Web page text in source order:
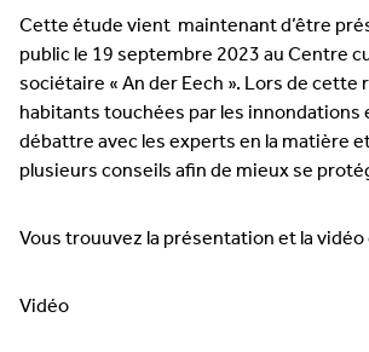
Cette étude vient maintenant d’être
public le 19 septembre 2023 au Centre
sociétaire « An der Eech ». Lors de cette
habitants touchées par les innondations
débattre avec les experts en la matière
plusieurs conseils afin de mieux se
Vous trouuvez la présentation et la
Vidéo